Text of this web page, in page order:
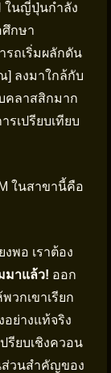
ในญี่ปุ่นกำลัง
ศึกษา
รถเริ่มผลักดัน
] ลงมาใกล้กับ
คลาสสิกมาก
รเปรียบเทียบ
ในสาขานี้คือ
พอ เราต้อง
มาแล้ว! ออก
วกเขาเรียก
ย่างแท้จริง
รียบเชิงควอน
ส่วนสำคัญของ